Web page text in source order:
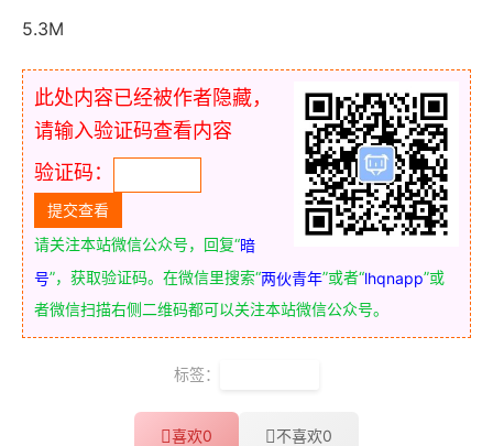
5.3M
此处内容已经被作者隐藏，
请输入验证码查看内容
验证码：
请关注本站微信公众号，回复“暗
号”，获取验证码。在微信里搜索“两伙青年”或者“lhqnapp”或
者微信扫描右侧二维码都可以关注本站微信公众号。
标签：
喜欢0 不喜欢0